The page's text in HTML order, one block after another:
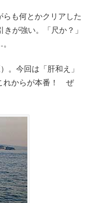
らも何とかクリアした
が強い。「尺か？」
。今回は「肝和え」
れからが本番！ ぜ